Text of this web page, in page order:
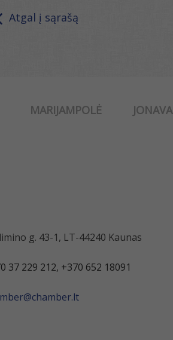
Atgal į sąrašą
MARIJAMPOLĖ JONAVA
g. 43-1, LT-44240 Kaunas
37 229 212, +370 652 18091